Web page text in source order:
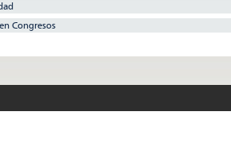
Congresos